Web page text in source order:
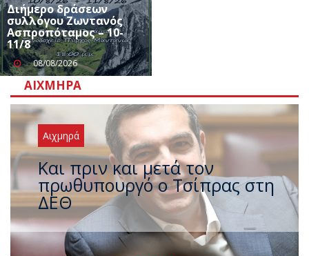
Διήμερο δράσεων
συλλόγου Ζωντανός
Ασπροπόταμος – 10-
11/8
08/08/2026
ΑΙΧΜΗΡΆ
Αιχμηρά
Έρχεται νέο ισχυρό κύμα
ζέστης με 40 βαθμούς Κελσίου
– Ο καιρός έως τον
Δεκαπενταύγουστο